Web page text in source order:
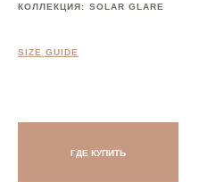
КОЛЛЕКЦИЯ: SOLAR GLARE
SIZE GUIDE
ГДЕ КУПИТЬ